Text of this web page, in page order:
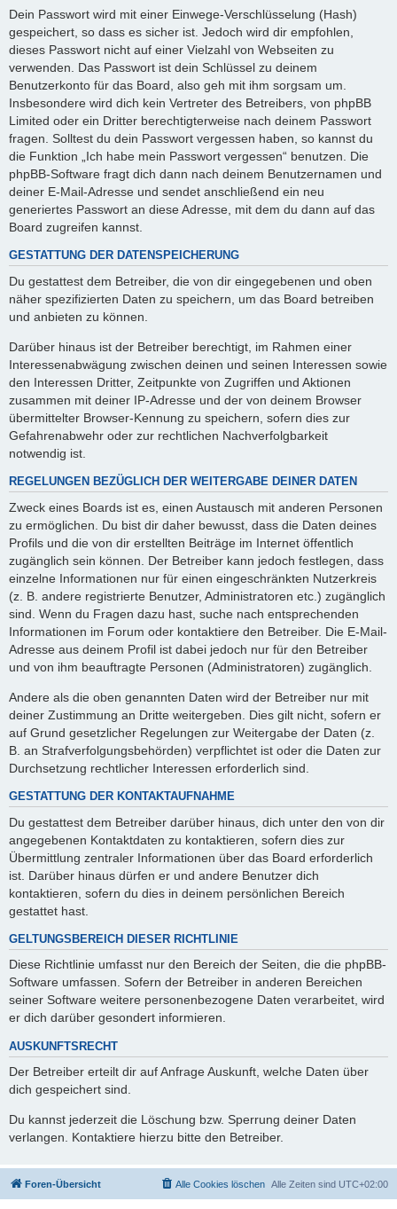
Dein Passwort wird mit einer Einwege-Verschlüsselung (Hash)
gespeichert, so dass es sicher ist. Jedoch wird dir empfohlen,
dieses Passwort nicht auf einer Vielzahl von Webseiten zu
verwenden. Das Passwort ist dein Schlüssel zu deinem
Benutzerkonto für das Board, also geh mit ihm sorgsam um.
Insbesondere wird dich kein Vertreter des Betreibers, von phpBB
Limited oder ein Dritter berechtigterweise nach deinem Passwort
fragen. Solltest du dein Passwort vergessen haben, so kannst du
die Funktion „Ich habe mein Passwort vergessen“ benutzen. Die
phpBB-Software fragt dich dann nach deinem Benutzernamen und
deiner E-Mail-Adresse und sendet anschließend ein neu
generiertes Passwort an diese Adresse, mit dem du dann auf das
Board zugreifen kannst.
GESTATTUNG DER DATENSPEICHERUNG
Du gestattest dem Betreiber, die von dir eingegebenen und oben
näher spezifizierten Daten zu speichern, um das Board betreiben
und anbieten zu können.
Darüber hinaus ist der Betreiber berechtigt, im Rahmen einer
Interessenabwägung zwischen deinen und seinen Interessen sowie
den Interessen Dritter, Zeitpunkte von Zugriffen und Aktionen
zusammen mit deiner IP-Adresse und der von deinem Browser
übermittelter Browser-Kennung zu speichern, sofern dies zur
Gefahrenabwehr oder zur rechtlichen Nachverfolgbarkeit
notwendig ist.
REGELUNGEN BEZÜGLICH DER WEITERGABE DEINER DATEN
Zweck eines Boards ist es, einen Austausch mit anderen Personen
zu ermöglichen. Du bist dir daher bewusst, dass die Daten deines
Profils und die von dir erstellten Beiträge im Internet öffentlich
zugänglich sein können. Der Betreiber kann jedoch festlegen, dass
einzelne Informationen nur für einen eingeschränkten Nutzerkreis
(z. B. andere registrierte Benutzer, Administratoren etc.) zugänglich
sind. Wenn du Fragen dazu hast, suche nach entsprechenden
Informationen im Forum oder kontaktiere den Betreiber. Die E-Mail-
Adresse aus deinem Profil ist dabei jedoch nur für den Betreiber
und von ihm beauftragte Personen (Administratoren) zugänglich.
Andere als die oben genannten Daten wird der Betreiber nur mit
deiner Zustimmung an Dritte weitergeben. Dies gilt nicht, sofern er
auf Grund gesetzlicher Regelungen zur Weitergabe der Daten (z.
B. an Strafverfolgungsbehörden) verpflichtet ist oder die Daten zur
Durchsetzung rechtlicher Interessen erforderlich sind.
GESTATTUNG DER KONTAKTAUFNAHME
Du gestattest dem Betreiber darüber hinaus, dich unter den von dir
angegebenen Kontaktdaten zu kontaktieren, sofern dies zur
Übermittlung zentraler Informationen über das Board erforderlich
ist. Darüber hinaus dürfen er und andere Benutzer dich
kontaktieren, sofern du dies in deinem persönlichen Bereich
gestattet hast.
GELTUNGSBEREICH DIESER RICHTLINIE
Diese Richtlinie umfasst nur den Bereich der Seiten, die die phpBB-
Software umfassen. Sofern der Betreiber in anderen Bereichen
seiner Software weitere personenbezogene Daten verarbeitet, wird
er dich darüber gesondert informieren.
AUSKUNFTSRECHT
Der Betreiber erteilt dir auf Anfrage Auskunft, welche Daten über
dich gespeichert sind.
Du kannst jederzeit die Löschung bzw. Sperrung deiner Daten
verlangen. Kontaktiere hierzu bitte den Betreiber.
Foren-Übersicht Alle Zeiten sind UTC+02:00
Alle Cookies löschen